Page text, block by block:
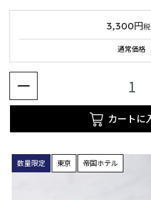
3,300円
通常価格
カートに
数量限定 東京 帝国ホテル